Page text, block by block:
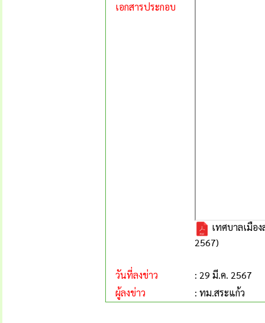
เอกสารประกอบ
เทศบาลเมือ
2567)
วันที่ลงข่าว
: 29 มี.ค. 2567
ผู้ลงข่าว
: ทม.สระแก้ว